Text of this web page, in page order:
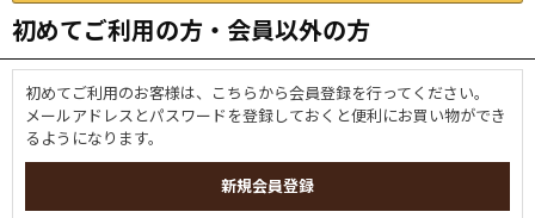
初めてご利用の方・会員以外の方
初めてご利用のお客様は、こちらから会員登録を行ってください。
メールアドレスとパスワードを登録しておくと便利にお買い物ができ
るようになります。